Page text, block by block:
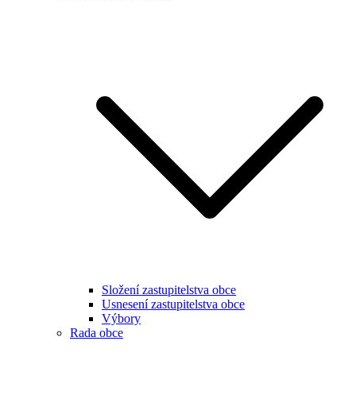
Složení zastupitelstva obce
Usnesení zastupitelstva obce
Výbory
Rada obce